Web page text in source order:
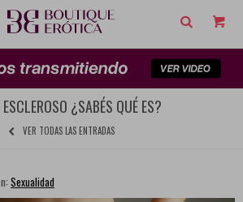
¿SABÉS QUÉ ES?
VER TODAS LAS ENTRADAS
Sexualidad
MI CUENTA
Diversión Promociones